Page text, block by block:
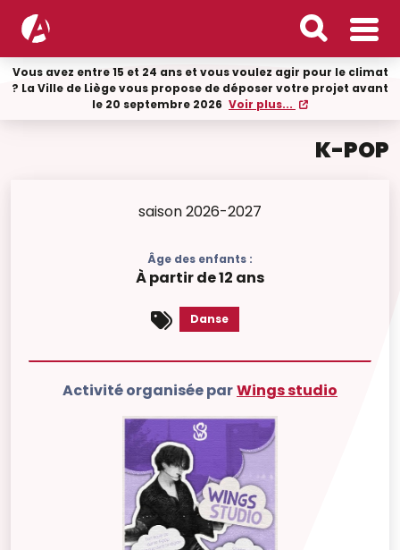
Vous avez entre 15 et 24 ans et vous voulez agir pour le climat
? La Ville de Liège vous propose de déposer votre projet avant
le 20 septembre 2026 Voir plus...
K-POP
saison 2026-2027
Âge des enfants :
À partir de 12 ans
Danse
Activité organisée parWings studio